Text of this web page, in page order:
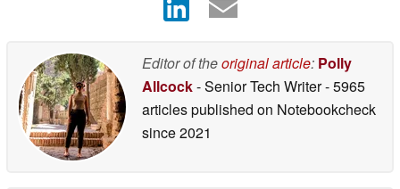
Editor of theoriginal article: Polly
Allcock- Senior Tech Writer- 5965
articles published on Notebookcheck
since 2021